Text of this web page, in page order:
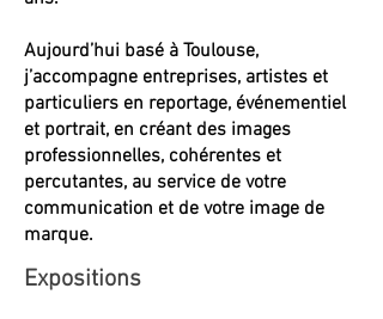
Aujourd’hui basé à Toulouse,
j’accompagne entreprises, artistes et
particuliers en reportage, événementiel
et portrait, en créant des images
professionnelles, cohérentes et
percutantes, au service de votre
communication et de votre image de
marque.
Expositions